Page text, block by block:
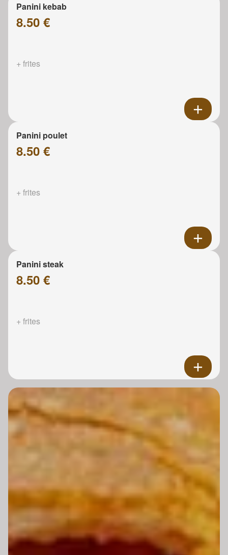
Panini kebab
8.50 €
+ frites
Panini poulet
8.50 €
+ frites
Panini steak
8.50 €
+ frites